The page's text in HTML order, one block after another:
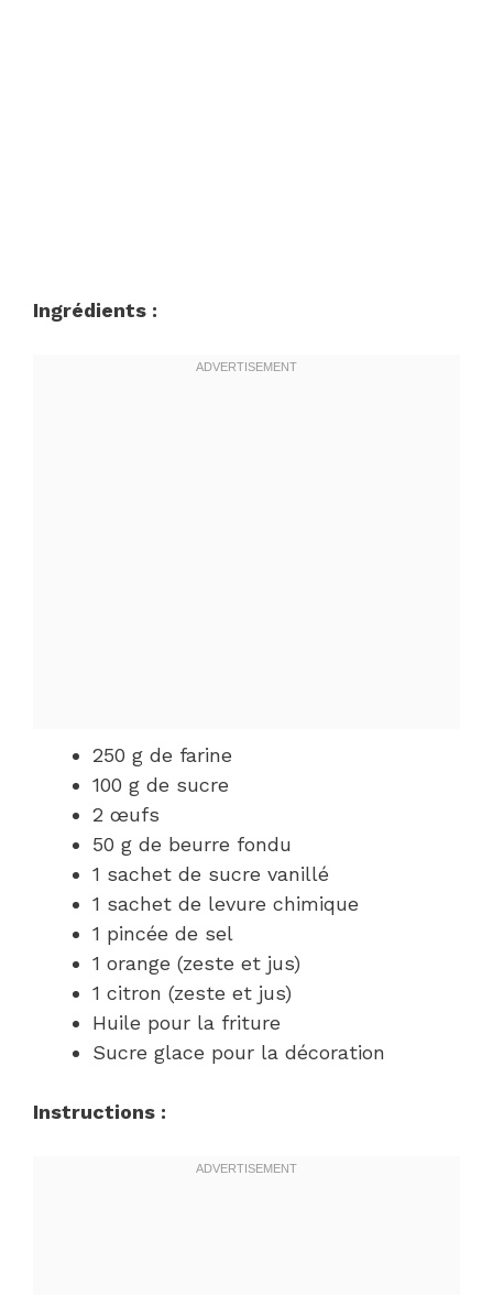
Ingrédients :
250 g de farine
100 g de sucre
2 œufs
50 g de beurre fondu
1 sachet de sucre vanillé
1 sachet de levure chimique
1 pincée de sel
1 orange (zeste et jus)
1 citron (zeste et jus)
Huile pour la friture
Sucre glace pour la décoration
Instructions :